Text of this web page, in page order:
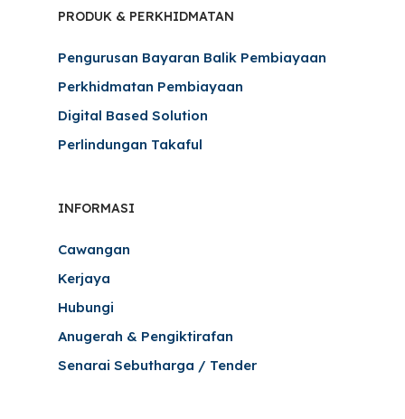
PRODUK & PERKHIDMATAN
Pengurusan Bayaran Balik Pembiayaan
Perkhidmatan Pembiayaan
Digital Based Solution
Perlindungan Takaful
INFORMASI
Cawangan
Kerjaya
Hubungi
Anugerah & Pengiktirafan
Senarai Sebutharga / Tender